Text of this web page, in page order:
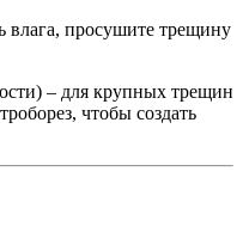
влага, просушите трещину
– для крупных трещин
чтобы создать